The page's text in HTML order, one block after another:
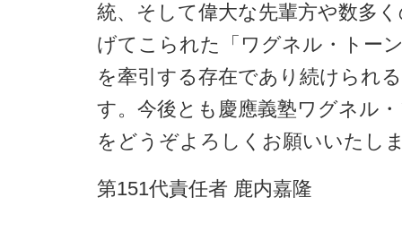
統、そして偉大な先輩方や数多
げてこられた「ワグネル・トー
を牽引する存在であり続けられ
す。今後とも慶應義塾ワグネル
をどうぞよろしくお願いいたし
第151代責任者 鹿内嘉隆